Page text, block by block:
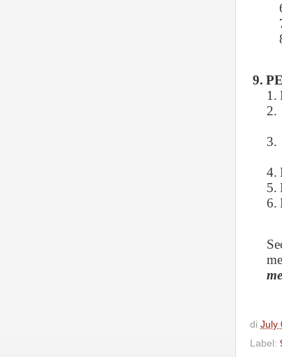
9.
1.
2.
3.
4.
5.
6.
di July
Label: